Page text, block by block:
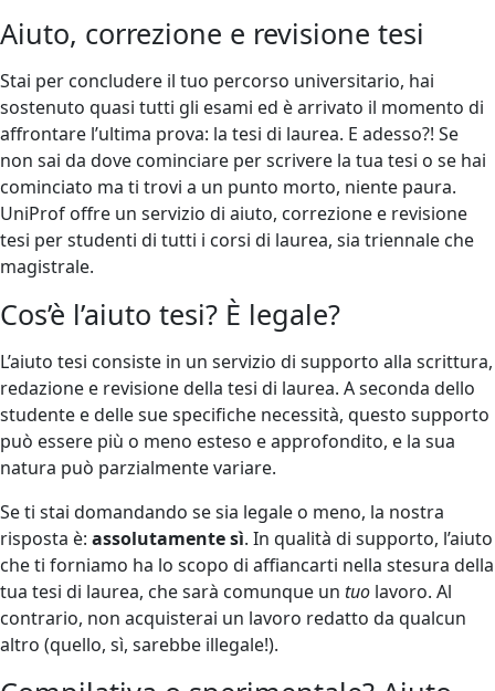
Aiuto, correzione e revisione tesi
Stai per concludere il tuo percorso universitario, hai
sostenuto quasi tutti gli esami ed è arrivato il momento di
affrontare l’ultima prova: la tesi di laurea. E adesso?! Se
non sai da dove cominciare per scrivere la tua tesi o se hai
cominciato ma ti trovi a un punto morto, niente paura.
UniProf offre un servizio di aiuto, correzione e revisione
tesi per studenti di tutti i corsi di laurea, sia triennale che
magistrale.
Cos’è l’aiuto tesi? È legale?
L’aiuto tesi consiste in un servizio di supporto alla scrittura,
redazione e revisione della tesi di laurea. A seconda dello
studente e delle sue specifiche necessità, questo supporto
può essere più o meno esteso e approfondito, e la sua
natura può parzialmente variare.
Se ti stai domandando se sia legale o meno, la nostra
risposta è: assolutamente sì. In qualità di supporto, l’aiuto
che ti forniamo ha lo scopo di affiancarti nella stesura della
tua tesi di laurea, che sarà comunque un tuo lavoro. Al
contrario, non acquisterai un lavoro redatto da qualcun
altro (quello, sì, sarebbe illegale!).